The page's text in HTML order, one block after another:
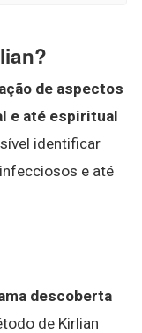
de aspectos
e até espiritual
identificar
e até
descoberta
de Kirlian